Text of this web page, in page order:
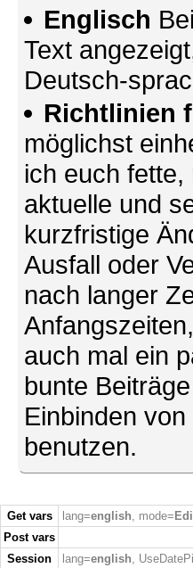
Englisch
Text
Deutsch-
Richtlinien
möglichst
ich euch
aktuelle und
kurzfristige
Ausfall oder
nach langer
auch mal ein
bunte
Einbinden
benutzen.
Get vars lang=english, mode=
Post vars
Session
lang=english,